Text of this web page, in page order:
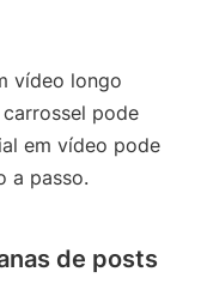
vídeo longo
pode
em vídeo pode
a passo.
de posts